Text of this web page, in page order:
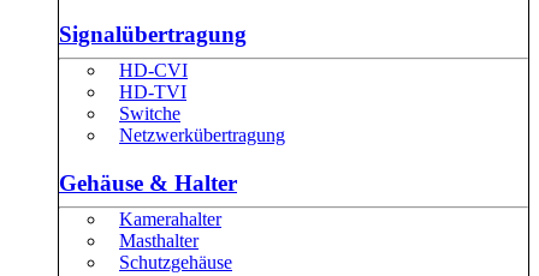
Signalübertragung
HD-CVI
HD-TVI
Switche
Netzwerkübertragung
Gehäuse & Halter
Kamerahalter
Masthalter
Schutzgehäuse